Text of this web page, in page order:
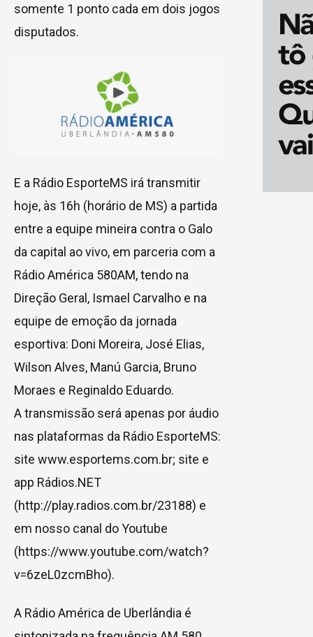
somente 1 ponto cada em dois jogos
disputados.
E a Rádio EsporteMS irá transmitir
hoje, às 16h (horário de MS) a partida
entre a equipe mineira contra o Galo
da capital ao vivo, em parceria com a
Rádio América 580AM, tendo na
Direção Geral, Ismael Carvalho e na
equipe de emoção da jornada
esportiva: Doni Moreira, José Elias,
Wilson Alves, Manú Garcia, Bruno
Moraes e Reginaldo Eduardo.
A transmissão será apenas por áudio
nas plataformas da Rádio EsporteMS:
site www.esportems.com.br; site e
app Rádios.NET
(http://play.radios.com.br/23188) e
em nosso canal do Youtube
(https://www.youtube.com/watch?
v=6zeL0zcmBho).
A Rádio América de Uberlândia é